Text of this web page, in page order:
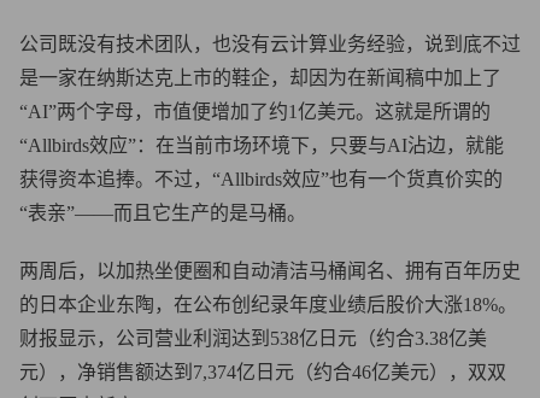
公司既没有技术团队，也没有云计算业务经验，说到底不过
是一家在纳斯达克上市的鞋企，却因为在新闻稿中加上了
“AI”两个字母，市值便增加了约1亿美元。这就是所谓的
“Allbirds效应”：在当前市场环境下，只要与AI沾边，就能
获得资本追捧。不过，“Allbirds效应”也有一个货真价实的
“表亲”——而且它生产的是马桶。
两周后，以加热坐便圈和自动清洁马桶闻名、拥有百年历史
的日本企业东陶，在公布创纪录年度业绩后股价大涨18%。
财报显示，公司营业利润达到538亿日元（约合3.38亿美
元），净销售额达到7,374亿日元（约合46亿美元），双双